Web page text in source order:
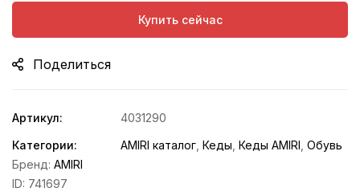
Купить сейчас
Поделиться
Артикул:
4031290
Категории:
AMIRI каталог Кеды Кеды AMIRI Обувь
Бренд: AMIRI
ID: 741697